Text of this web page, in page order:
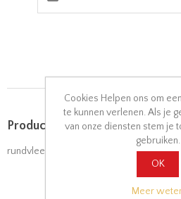
Product tags
rundvlees (9)
Cookies Helpen ons om
te kunnen verlenen. Als je
van onze diensten stem je
gebruiken.
OK
Meer